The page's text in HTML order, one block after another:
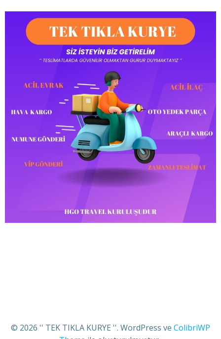
© 2026 '' TEK TIKLA KURYE ''. WordPress ve ColibriWP